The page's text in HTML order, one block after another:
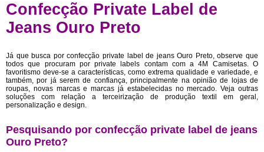
Confecção Private Label de
Jeans Ouro Preto
Já que busca por confecção private label de jeans Ouro Preto, observe que
todos que procuram por private labels contam com a 4M Camisetas. O
favoritismo deve-se a características, como extrema qualidade e variedade, e
também, por já serem de confiança, principalmente na opinião de lojas de
roupas, novas marcas e marcas já estabelecidas no mercado. Veja outras
soluções com relação a terceirização de produção textil em geral,
personalização e design.
Pesquisando por confecção private label de jeans
Ouro Preto?